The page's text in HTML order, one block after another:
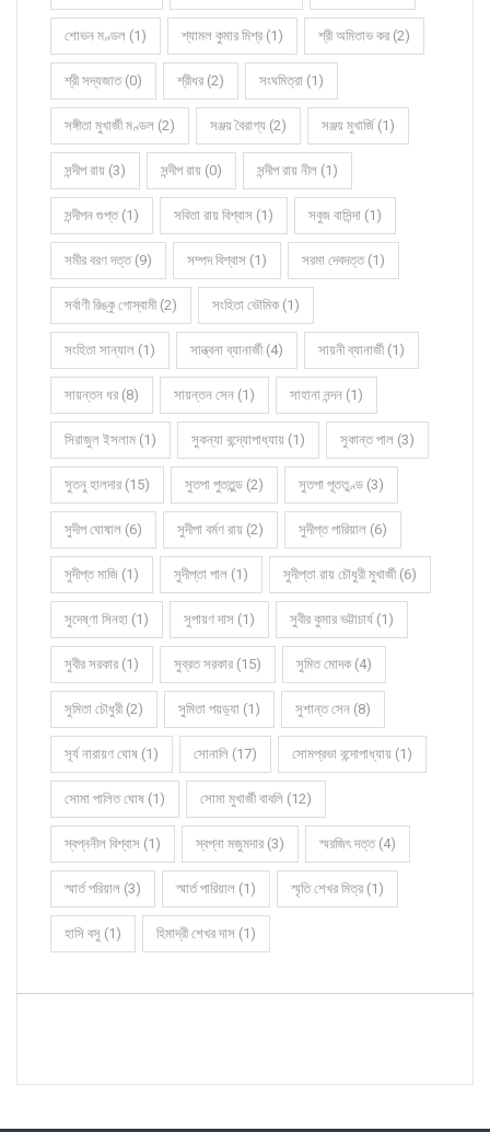
শোভন মণ্ডল (1) শ্যামল কুমার মিশ্র (1) শ্রী অমিতাভ কর (2)
শ্রী সদ্যজাত (0) শ্রীধর (2) সংঘমিত্রা (1)
সঙ্গীতা মুখার্জী মণ্ডল (2) সঞ্জয় বৈরাগ্য (2) সঞ্জয় মুখার্জি (1)
সন্দীপ রায় (3) সন্দীপ রায় (0) সন্দীপ রায় নীল (1)
সন্দীপন গুপ্ত (1) সবিতা রায় বিশ্বাস (1) সবুজ বাসিন্দা (1)
সমীর বরণ দত্ত (9) সম্পদ বিশ্বাস (1) সরমা দেবদত্ত (1)
সর্বাণী রিঙ্কু গোস্বামী (2) সংহিতা ভৌমিক (1)
সংহিতা সান্যাল (1) সান্ত্বনা ব্যানার্জী (4) সায়নী ব্যানার্জী (1)
সায়ন্তন ধর (8) সায়ন্তন সেন (1) সাহানা নন্দন (1)
সিরাজুল ইসলাম (1) সুকন্যা বন্দ্যোপাধ্যায় (1) সুকান্ত পাল (3)
সুতনু হালদার (15) সুতপা পুততুন্ড (2) সুতপা পূততুণ্ড (3)
সুদীপ ঘোষাল (6) সুদীপা বর্মণ রায় (2) সুদীপ্ত পারিয়াল (6)
সুদীপ্ত মাজি (1) সুদীপ্তা পাল (1) সুদীপ্তা রায় চৌধুরী মুখার্জী (6)
সুদেষ্ণা সিনহা (1) সুপায়ণ দাস (1) সুবীর কুমার ভট্টাচার্য (1)
সুবীর সরকার (1) সুব্রত সরকার (15) সুমিত মোদক (4)
সুমিতা চৌধুরী (2) সুমিতা পয়ড়্যা (1) সুশান্ত সেন (8)
সূর্য নারায়ণ ঘোষ (1) সোনালি (17) সোমপ্রভা বন্দোপাধ্যায় (1)
সোমা পালিত ঘোষ (1) সোমা মুখার্জী বাবলি (12)
স্বপ্ননীল বিশ্বাস (1) স্বপ্না মজুমদার (3) স্মরজিৎ দত্ত (4)
স্মার্ত পরিয়াল (3) স্মার্ত পারিয়াল (1) স্মৃতি শেখর মিত্র (1)
হাসি বসু (1) হিমাদ্রী শেখর দাস (1)